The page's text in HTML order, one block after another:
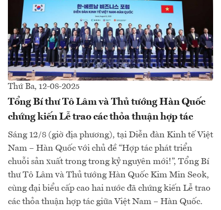
Thứ Ba, 12-08-2025
Tổng Bí thư Tô Lâm và Thủ tướng Hàn Quốc
chứng kiến Lễ trao các thỏa thuận hợp tác
Sáng 12/8 (giờ địa phương), tại Diễn đàn Kinh tế Việt
Nam – Hàn Quốc với chủ đề “Hợp tác phát triển
chuỗi sản xuất trong trong kỷ nguyên mới!”, Tổng Bí
thư Tô Lâm và Thủ tướng Hàn Quốc Kim Min Seok,
cùng đại biểu cấp cao hai nước đã chứng kiến Lễ trao
các thỏa thuận hợp tác giữa Việt Nam – Hàn Quốc.